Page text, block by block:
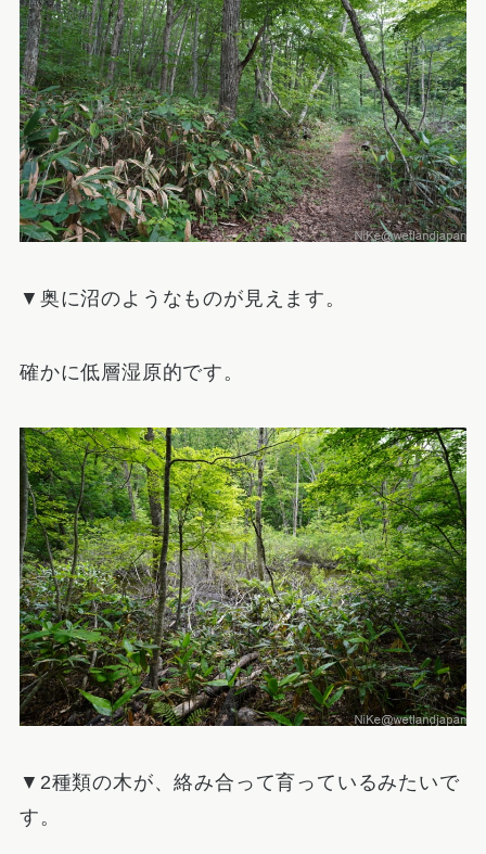
▼奥に沼のようなものが見えます。
確かに低層湿原的です。
▼2種類の木が、絡み合って育っているみたいで
す。